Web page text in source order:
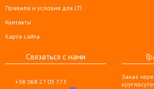
Правила и условия для СП
Контакты
Карта сайта
Связаться с нами
+38 068 27 03 773
Заказ